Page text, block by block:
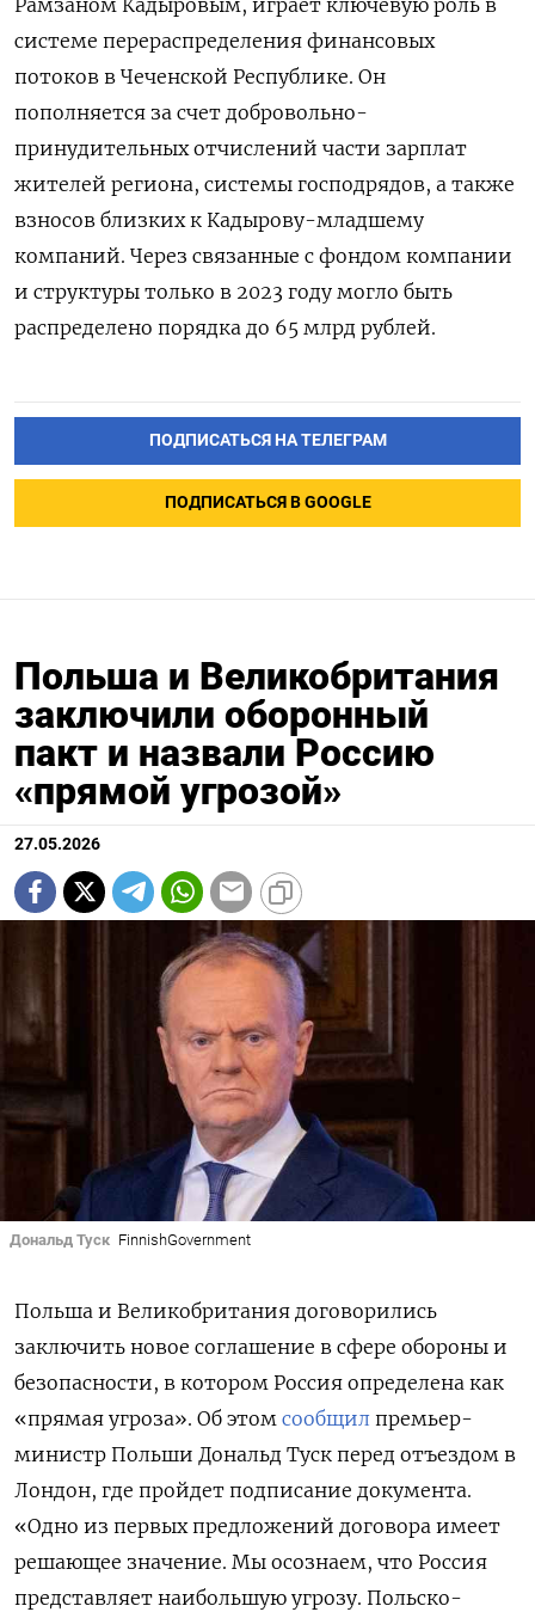
Рамзаном Кадыровым, играет ключевую роль в
системе перераспределения финансовых
потоков в Чеченской Республике. Он
пополняется за счет добровольно-
принудительных отчислений части зарплат
жителей региона, системы господрядов, а также
взносов близких к Кадырову-младшему
компаний. Через связанные с фондом компании
и структуры только в 2023 году могло быть
распределено порядка до 65 млрд рублей.
ПОДПИСАТЬСЯ НА ТЕЛЕГРАМ
ПОДПИСАТЬСЯ В GOOGLE
Польша и Великобритания
заключили оборонный
пакт и назвали Россию
«прямой угрозой»
27.05.2026
Дональд Туск FinnishGovernment
Польша и Великобритания договорились
заключить новое соглашение в сфере обороны и
безопасности, в котором Россия определена как
«прямая угроза». Об этом сообщил премьер-
министр Польши Дональд Туск перед отъездом в
Лондон, где пройдет подписание документа.
«Одно из первых предложений договора имеет
решающее значение. Мы осознаем, что Россия
представляет наибольшую угрозу. Польско-